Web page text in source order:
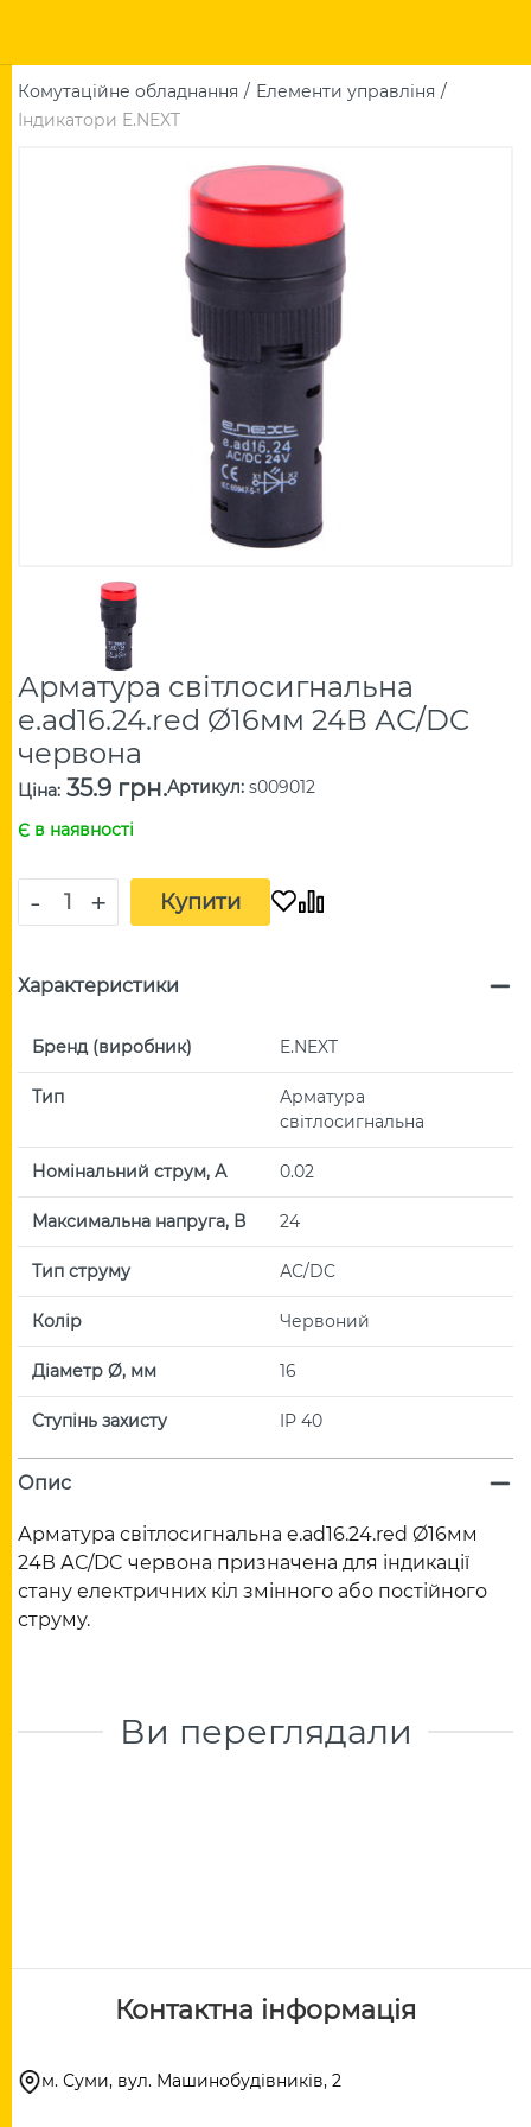
Комутаційне обладнання
Елементи управліня
Індикатори E.NEXT
Арматура світлосигнальна
e.ad16.24.red Ø16мм 24В АС/DC
червона
Ціна: 35.9 грн.Артикул: s009012
Є в наявності
- + Купити
Характеристики
Бренд (виробник) E.NEXT
Тип
Арматура
світлосигнальна
Номінальний струм, А 0.02
Максимальна напруга, В 24
Тип струму АС/DC
Колір Червоний
Діаметр Ø, мм 16
Ступінь захисту IP 40
Опис
Арматура світлосигнальна e.ad16.24.red Ø16мм
24В АС/DC червона призначена для індикації
стану електричних кіл змінного або постійного
струму.
Ви переглядали
Контактна інформація
м. Суми, вул. Машинобудівників, 2